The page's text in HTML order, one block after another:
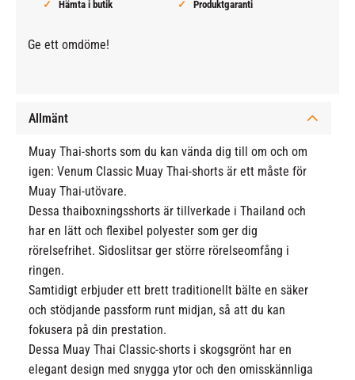
Hämta i butik
Produktgaranti
Ge ett omdöme!
Allmänt
Muay Thai-shorts som du kan vända dig till om och om
igen: Venum Classic Muay Thai-shorts är ett måste för
Muay Thai-utövare.
Dessa thaiboxningsshorts är tillverkade i Thailand och
har en lätt och flexibel polyester som ger dig
rörelsefrihet. Sidoslitsar ger större rörelseomfång i
ringen.
Samtidigt erbjuder ett brett traditionellt bälte en säker
och stödjande passform runt midjan, så att du kan
fokusera på din prestation.
Dessa Muay Thai Classic-shorts i skogsgrönt har en
elegant design med snygga ytor och den omisskännliga